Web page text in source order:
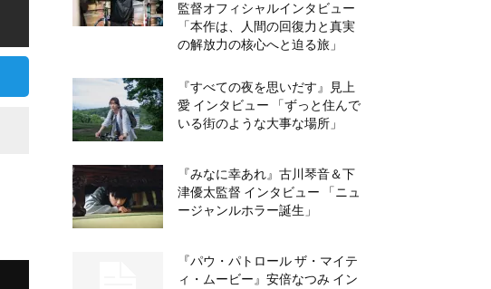
監督オフィシャルインタビュー
「本作は、人間の回復力と真実
の解放力の核心へと迫る旅」
『すべての夜を思いだす』見上
愛 インタビュー 「ずっと住んで
いる街のような大事な場所」
『みなに幸あれ』古川琴音＆下
津優太監督 インタビュー 「ニュ
ージャンルホラー誕生」
『パウ・パトロール ザ・マイテ
ィ・ムービー』安倍なつみ イン